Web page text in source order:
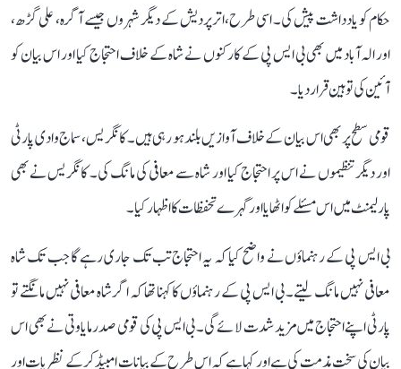
حکام کو یادداشت پیش کی۔ اسی طرح، اترپردیش کے دیگر شہروں جیسے آگرہ، علی گڑھ،
اور الہ آباد میں بھی بی ایس پی کے کارکنوں نے شاہ کے خلاف احتجاج کیا اور اس بیان کو
آئین کی توہین قرار دیا۔
قومی سطح پر بھی اس بیان کے خلاف آوازیں بلند ہو رہی ہیں۔ کانگریس، سماج وادی پارٹی
اور دیگر تنظیموں نے اس پر احتجاج کیا اور شاہ سے معافی کی مانگ کی۔ کانگریس نے بھی
پارلیمنٹ میں اس مسئلے کو اٹھایا اور گہرے تحفظات کا اظہار کیا۔
بی ایس پی کے رہنماؤں نے واضح کیا کہ یہ احتجاج تب تک جاری رہے گا جب تک شاہ
معافی نہیں مانگ لیتے۔ بی ایس پی کے رہنماؤں کا کہنا تھا کہ اگر شاہ معافی نہیں مانگتے تو
پارٹی اپنے احتجاج میں مزید شدت لائے گی۔ بی ایس پی کی قومی صدر مایاوتی نے بھی اس
بیان کی سخت مذمت کی ہے اور کہا ہے کہ اس طرح کے بیانات امبیڈکر کے نظریات اور